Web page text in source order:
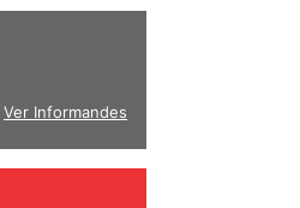
Ver Informandes